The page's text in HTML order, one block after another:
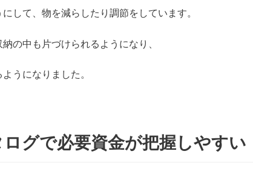
して、物を減らしたり調節をしています。
の中も片づけられるようになり、
うになりました。
ログで必要資金が把握しやすい